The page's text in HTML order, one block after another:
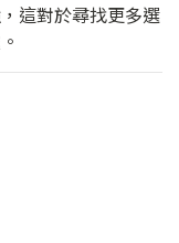
這對於尋找更多選